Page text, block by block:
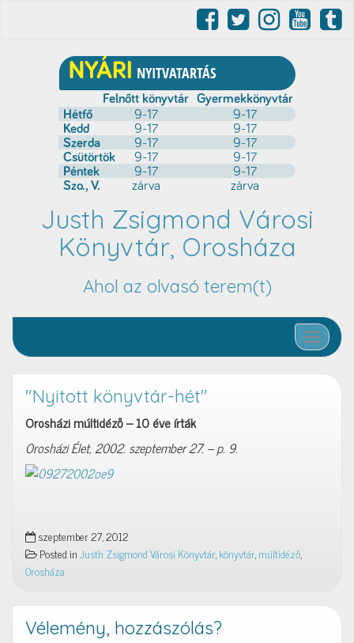
Justh Zsigmond Városi
Könyvtár, Orosháza
Ahol az olvasó terem(t)
Toggle
"Nyitott könyvtár-hét"
Orosházi múltidéző – 10 éve írták
Orosházi Élet, 2002. szeptember 27. – p. 9.
szeptember 27, 2012
Posted inJusth Zsigmond Városi Könyvtár,könyvtár,múltidéző,
Orosháza
Vélemény, hozzászólás?